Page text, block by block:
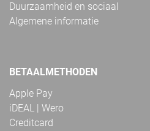
Duurzaamheid en sociaal
Algemene informatie
BETAALMETHODEN
Apple Pay
iDEAL | Wero
Creditcard